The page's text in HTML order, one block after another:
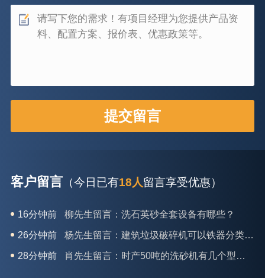
客户留言 （今日已有18人留言享受优惠）
26分钟前 杨先生留言：建筑垃圾破碎机可以铁器分类吗？
28分钟前 肖先生留言：时产50吨的洗砂机有几个型号？
31分钟前 马女士留言：我想咨询一条生产线，你们能做吗？